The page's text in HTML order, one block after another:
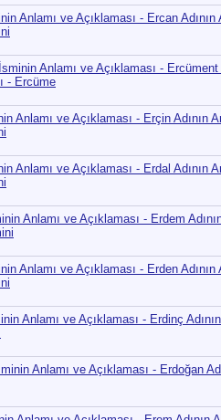
Anlamı ve Açıklaması - Ercan Adının
Anlamı ve Açıklaması - Ercüment
- Ercüme
Anlamı ve Açıklaması - Erçin Adının
Anlamı ve Açıklaması - Erdal Adının
Anlamı ve Açıklaması - Erdem
Anlamı ve Açıklaması - Erden Adının
Anlamı ve Açıklaması - Erdinç
Anlamı ve Açıklaması - Erdoğan